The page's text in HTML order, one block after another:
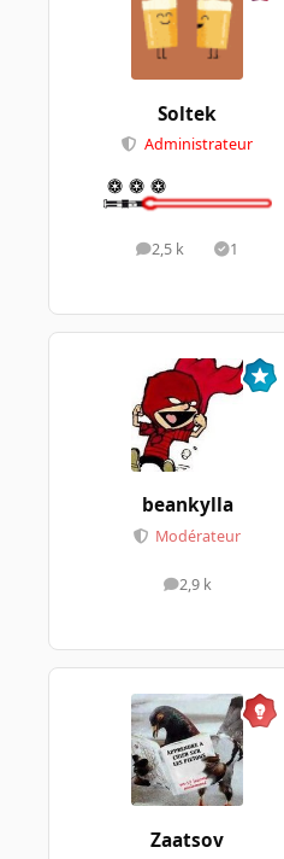
Soltek
Administrateur
2,5 k
messages1
Solutions
beankylla
Modérateur
2,9 k
messages
Zaatsov